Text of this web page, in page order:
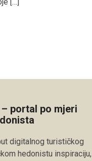
[…]
portal po mjeri
digitalnog turističkog
hedonistu inspiraciju,